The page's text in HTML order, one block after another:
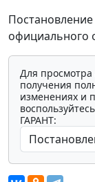
Постановление
официального
Для просмотра
получения
изменениях и
ГАРАНТ: